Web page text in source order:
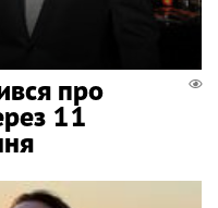
про
11